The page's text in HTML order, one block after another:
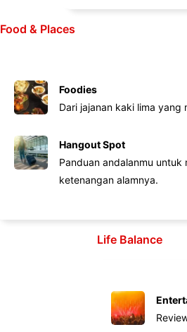
Food & Places
Foodies
Dari jajanan kaki lima
Hangout Spot
Panduan andalanmu
ketenangan alamnya.
Life Balance